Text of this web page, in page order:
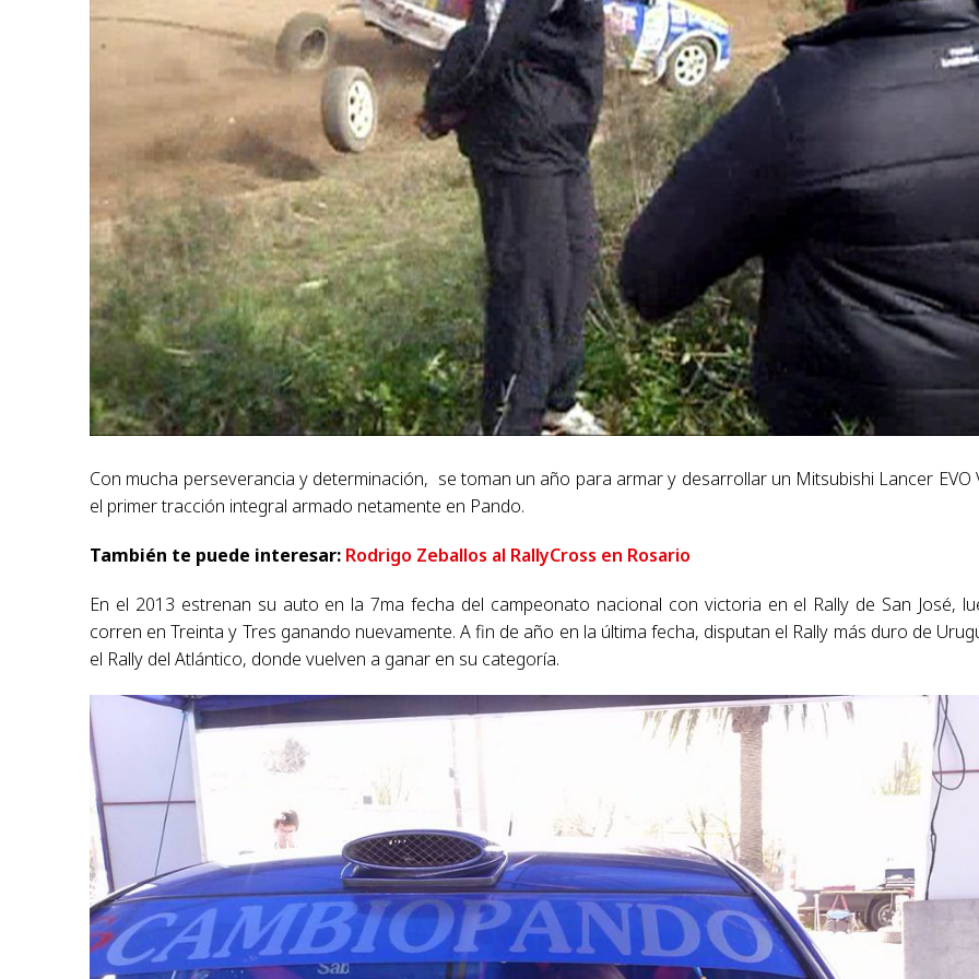
Con mucha perseverancia y determinación, se toman un año para armar y desarrollar un Mitsubishi Lancer EVO
el primer tracción integral armado netamente en Pando.
También te puede interesar: Rodrigo Zeballos al RallyCross en Rosario
En el 2013 estrenan su auto en la 7ma fecha del campeonato nacional con victoria en el Rally de San José,
corren en Treinta y Tres ganando nuevamente. A fin de año en la última fecha, disputan el Rally más duro de
el Rally del Atlántico, donde vuelven a ganar en su categoría.